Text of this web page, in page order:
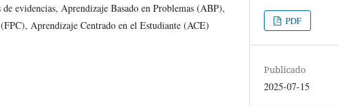
evidencias, Aprendizaje Basado en Problemas (ABP),
Aprendizaje Centrado en el Estudiante (ACE)
PDF
Publicado
2025-07-15